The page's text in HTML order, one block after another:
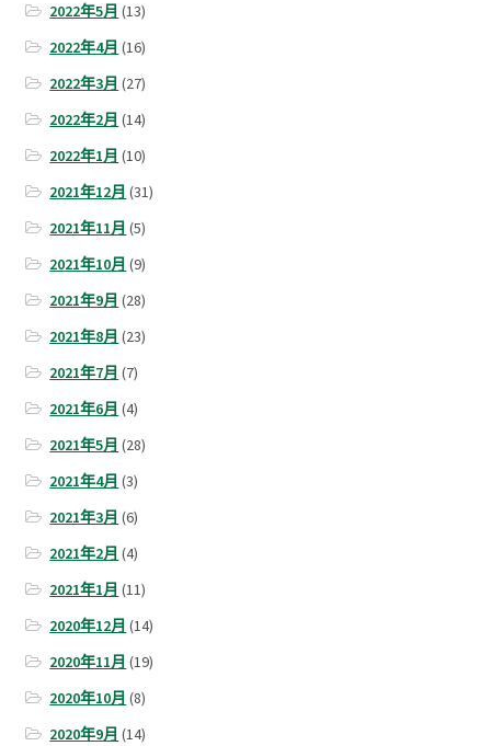
2022年5月 (13)
2022年4月 (16)
2022年3月 (27)
2022年2月 (14)
2022年1月 (10)
2021年12月 (31)
2021年11月 (5)
2021年10月 (9)
2021年9月 (28)
2021年8月 (23)
2021年7月 (7)
2021年6月 (4)
2021年5月 (28)
2021年4月 (3)
2021年3月 (6)
2021年2月 (4)
2021年1月 (11)
2020年12月 (14)
2020年11月 (19)
2020年10月 (8)
2020年9月 (14)